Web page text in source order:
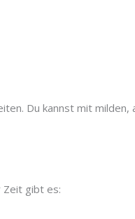
Du kannst mit
Zeit gibt es: